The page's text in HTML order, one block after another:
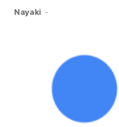
Nayaki